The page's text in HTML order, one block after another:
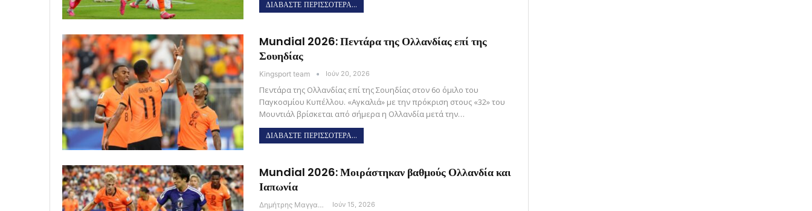
ΔΙΑΒΑΣΤΕ ΠΕΡΙΣΣΟΤΕΡΑ...
Mundial 2026: Πεντάρα της Ολλανδίας επί της
Σουηδίας
Kingsport team Ιούν 20, 2026
Πεντάρα της Ολλανδίας επί της Σουηδίας στον 6ο όμιλο του
Παγκοσμίου Κυπέλλου. «Αγκαλιά» με την πρόκριση στους «32» του
Μουντιάλ βρίσκεται από σήμερα η Ολλανδία μετά την…
ΔΙΑΒΑΣΤΕ ΠΕΡΙΣΣΟΤΕΡΑ...
Mundial 2026: Μοιράστηκαν βαθμούς Ολλανδία και
Ιαπωνία
Δημήτρης Μαγγανάρης Ιούν 15, 2026